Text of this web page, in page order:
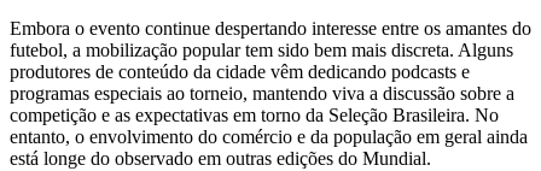
Embora o evento continue despertando interesse entre os amantes do
futebol, a mobilização popular tem sido bem mais discreta. Alguns
produtores de conteúdo da cidade vêm dedicando podcasts e
programas especiais ao torneio, mantendo viva a discussão sobre a
competição e as expectativas em torno da Seleção Brasileira. No
entanto, o envolvimento do comércio e da população em geral ainda
está longe do observado em outras edições do Mundial.